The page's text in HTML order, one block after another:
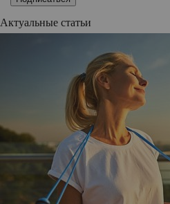
Актуальные статьи